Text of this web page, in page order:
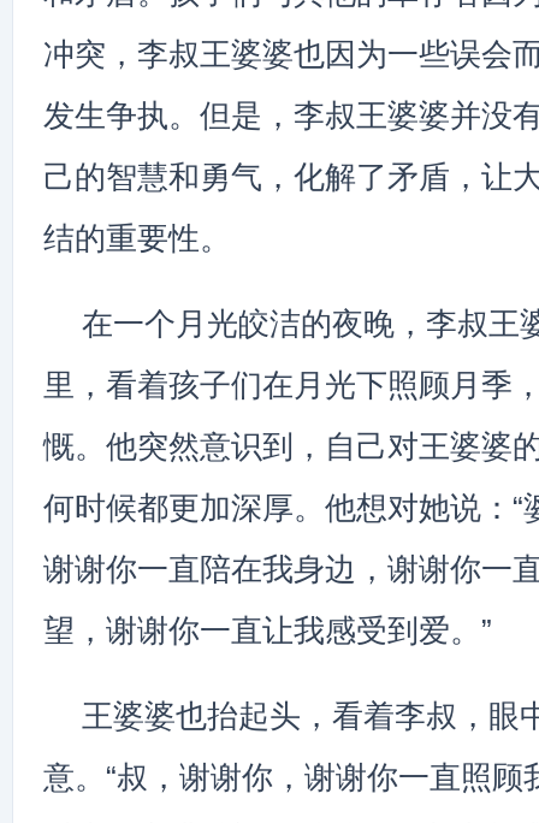
冲突，李叔王婆婆也因为一些误会
发生争执。但是，李叔王婆婆并没
己的智慧和勇气，化解了矛盾，让
结的重要性。
在一个月光皎洁的夜晚，李叔王
里，看着孩子们在月光下照顾月季
慨。他突然意识到，自己对王婆婆
何时候都更加深厚。他想对她说：“
谢谢你一直陪在我身边，谢谢你一
望，谢谢你一直让我感受到爱。”
王婆婆也抬起头，看着李叔，眼
意。“叔，谢谢你，谢谢你一直照顾